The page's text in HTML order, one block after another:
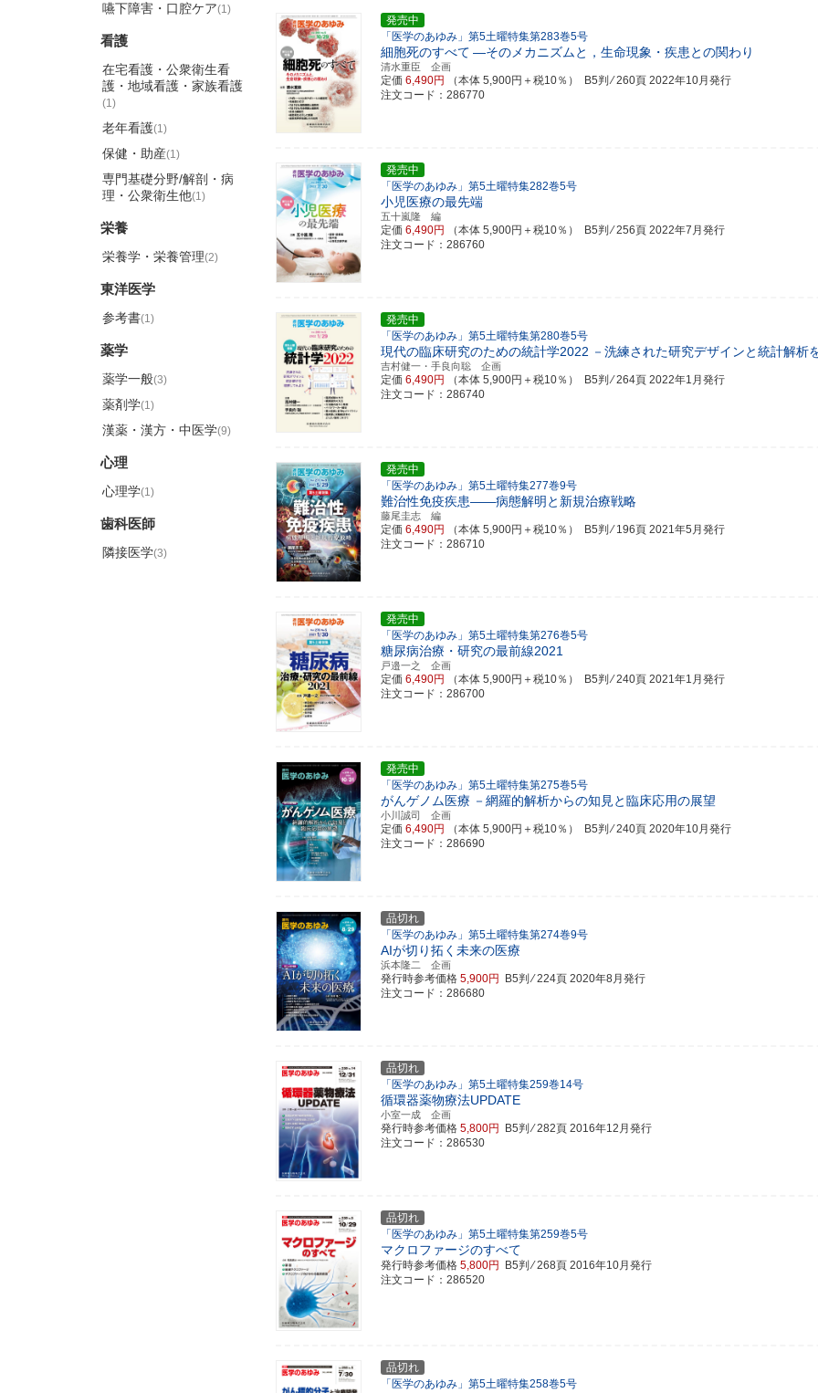
発売中
「医学のあゆみ」第5土曜特集第283巻5号
細胞死のすべて ―そのメカニズムと，生命現象・疾患との関わり
清水重臣 企画
定価 6,490円 （本体 5,900円＋税10％） B5判 ⁄ 260頁 2022年10月発行
注文コード：286770
発売中
「医学のあゆみ」第5土曜特集282巻5号
小児医療の最先端
五十嵐隆 編
定価 6,490円 （本体 5,900円＋税10％） B5判 ⁄ 256頁 2022年7月発行
注文コード：286760
発売中
「医学のあゆみ」第5土曜特集第280巻5号
現代の臨床研究のための統計学2022 －洗練された研究デザインと統計解析
吉村健一・手良向聡 企画
定価 6,490円 （本体 5,900円＋税10％） B5判 ⁄ 264頁 2022年1月発行
注文コード：286740
発売中
「医学のあゆみ」第5土曜特集277巻9号
難治性免疫疾患――病態解明と新規治療戦略
藤尾圭志 編
定価 6,490円 （本体 5,900円＋税10％） B5判 ⁄ 196頁 2021年5月発行
注文コード：286710
発売中
「医学のあゆみ」第5土曜特集第276巻5号
糖尿病治療・研究の最前線2021
戸邉一之 企画
定価 6,490円 （本体 5,900円＋税10％） B5判 ⁄ 240頁 2021年1月発行
注文コード：286700
発売中
「医学のあゆみ」第5土曜特集第275巻5号
がんゲノム医療 －網羅的解析からの知見と臨床応用の展望
小川誠司 企画
定価 6,490円 （本体 5,900円＋税10％） B5判 ⁄ 240頁 2020年10月発行
注文コード：286690
品切れ
「医学のあゆみ」第5土曜特集第274巻9号
AIが切り拓く未来の医療
浜本隆二 企画
発行時参考価格 5,900円 B5判 ⁄ 224頁 2020年8月発行
注文コード：286680
品切れ
「医学のあゆみ」第5土曜特集259巻14号
循環器薬物療法UPDATE
小室一成 企画
発行時参考価格 5,800円 B5判 ⁄ 282頁 2016年12月発行
注文コード：286530
品切れ
「医学のあゆみ」第5土曜特集第259巻5号
マクロファージのすべて
発行時参考価格 5,800円 B5判 ⁄ 268頁 2016年10月発行
注文コード：286520
品切れ
「医学のあゆみ」第5土曜特集258巻5号
嚥下障害・口腔ケア(1)
看護
在宅看護・公衆衛生看
護・地域看護・家族看護
(1)
老年看護(1)
保健・助産(1)
専門基礎分野/解剖・病
理・公衆衛生他(1)
栄養
栄養学・栄養管理(2)
東洋医学
参考書(1)
薬学
薬学一般(3)
薬剤学(1)
漢薬・漢方・中医学(9)
心理
心理学(1)
歯科医師
隣接医学(3)